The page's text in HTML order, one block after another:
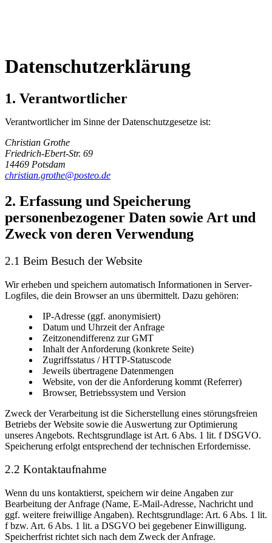
Datenschutzerklärung
1. Verantwortlicher
Verantwortlicher im Sinne der Datenschutzgesetze ist:
Christian Grothe
Friedrich-Ebert-Str. 69
14469 Potsdam
christian.grothe@posteo.de
2. Erfassung und Speicherung
personenbezogener Daten sowie Art und
Zweck von deren Verwendung
2.1 Beim Besuch der Website
Wir erheben und speichern automatisch Informationen in Server-
Logfiles, die dein Browser an uns übermittelt. Dazu gehören:
IP-Adresse (ggf. anonymisiert)
Datum und Uhrzeit der Anfrage
Zeitzonendifferenz zur GMT
Inhalt der Anforderung (konkrete Seite)
Zugriffsstatus / HTTP-Statuscode
Jeweils übertragene Datenmengen
Website, von der die Anforderung kommt (Referrer)
Browser, Betriebssystem und Version
Zweck der Verarbeitung ist die Sicherstellung eines störungsfreien
Betriebs der Website sowie die Auswertung zur Optimierung
unseres Angebots. Rechtsgrundlage ist Art. 6 Abs. 1 lit. f DSGVO.
Speicherung erfolgt entsprechend der technischen Erfordernisse.
2.2 Kontaktaufnahme
Wenn du uns kontaktierst, speichern wir deine Angaben zur
Bearbeitung der Anfrage (Name, E-Mail-Adresse, Nachricht und
ggf. weitere freiwillige Angaben). Rechtsgrundlage: Art. 6 Abs. 1 lit.
f bzw. Art. 6 Abs. 1 lit. a DSGVO bei gegebener Einwilligung.
Speicherfrist richtet sich nach dem Zweck der Anfrage.